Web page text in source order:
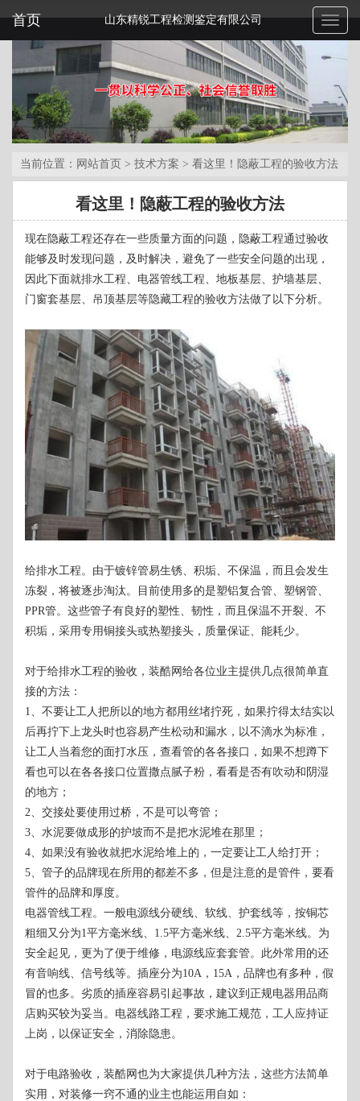
Toggle
首页 山东精锐工程检测鉴定有限公司
当前位置： 网站首页 > 技术方案 > 看这里！隐蔽工程的验收方法
看这里！隐蔽工程的验收方法
现在隐蔽工程还存在一些质量方面的问题，隐蔽工程通过验收
能够及时发现问题，及时解决，避免了一些安全问题的出现，
因此下面就排水工程、电器管线工程、地板基层、护墙基层、
门窗套基层、吊顶基层等隐藏工程的验收方法做了以下分析。
给排水工程。由于镀锌管易生锈、积垢、不保温，而且会发生
冻裂，将被逐步淘汰。目前使用多的是塑铝复合管、塑钢管、
PPR管。这些管子有良好的塑性、韧性，而且保温不开裂、不
积垢，采用专用铜接头或热塑接头，质量保证、能耗少。
对于给排水工程的验收，装酷网给各位业主提供几点很简单直
接的方法：
1、不要让工人把所以的地方都用丝堵拧死，如果拧得太结实以
后再拧下上龙头时也容易产生松动和漏水，以不滴水为标准，
让工人当着您的面打水压，查看管的各各接口，如果不想蹲下
看也可以在各各接口位置撒点腻子粉，看看是否有吹动和阴湿
的地方；
2、交接处要使用过桥，不是可以弯管；
3、水泥要做成形的护坡而不是把水泥堆在那里；
4、如果没有验收就把水泥给堆上的，一定要让工人给打开；
5、管子的品牌现在所用的都差不多，但是注意的是管件，要看
管件的品牌和厚度。
电器管线工程。一般电源线分硬线、软线、护套线等，按铜芯
粗细又分为1平方毫米线、1.5平方毫米线、2.5平方毫米线。为
安全起见，更为了便于维修，电源线应套套管。此外常用的还
有音响线、信号线等。插座分为10A，15A，品牌也有多种，假
冒的也多。劣质的插座容易引起事故，建议到正规电器用品商
店购买较为妥当。电器线路工程，要求施工规范，工人应持证
上岗，以保证安全，消除隐患。
对于电路验收，装酷网也为大家提供几种方法，这些方法简单
实用，对装修一窍不通的业主也能运用自如：